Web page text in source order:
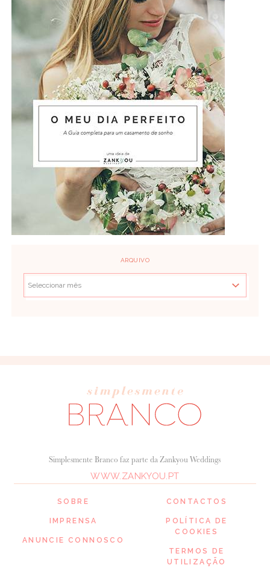
ARQUIVO
SOBRE
IMPRENSA
ANUNCIE CONNOSCO
Simplesmente Branco faz parte da Zankyou Weddings
WWW.ZANKYOU.PT
CONTACTOS
POLÍTICA DE
COOKIES
TERMOS DE
UTILIZAÇÃO